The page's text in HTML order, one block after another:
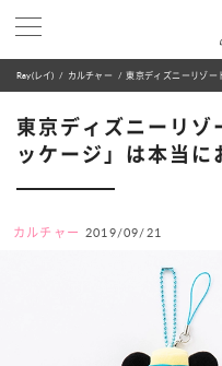
Ray(レイ) カルチャー 東京ディズニーリゾー
東京ディズニーリゾ
ッケージ」は本当
カルチャー 2019/09/21